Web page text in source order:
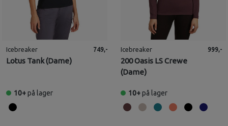
Icebreaker
Lotus Tank (Dame)
749,-
10+på lager
Icebreaker
200 Oasis LS Crewe
(Dame)
999,-
10+på lager